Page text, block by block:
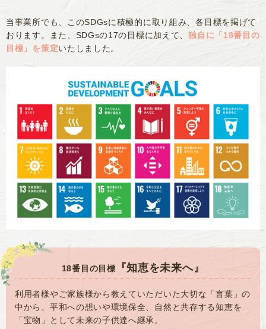
当事業所でも、このSDGsに積極的に取り組み、各目標を掲げて
おります。また、SDGsの17の目標に加えて、独自に「18番目の
目標」を策定いたしました。
18番目の目標 『知恵を未来へ』
利用者様やご家族様から教えていただいた大切な「言葉」の
中から、平和への想いや環境保全、自然と共存する知恵を
「宝物」として未来の子供達へ継承。